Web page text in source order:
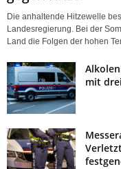
Die anhaltende Hitzewelle
Landesregierung. Bei der
Land die Folgen der hohen
mit